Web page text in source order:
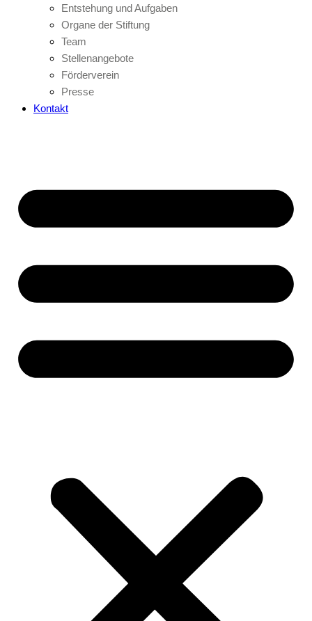
Entstehung und Aufgaben
Organe der Stiftung
Team
Stellenangebote
Förderverein
Presse
Kontakt